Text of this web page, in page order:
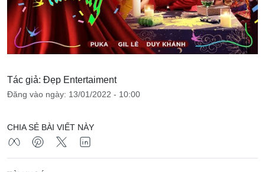
Tác giả: Đẹp Entertaiment
Đăng vào ngày: 13/01/2022 - 10:00
CHIA SẺ BÀI VIẾT NÀY